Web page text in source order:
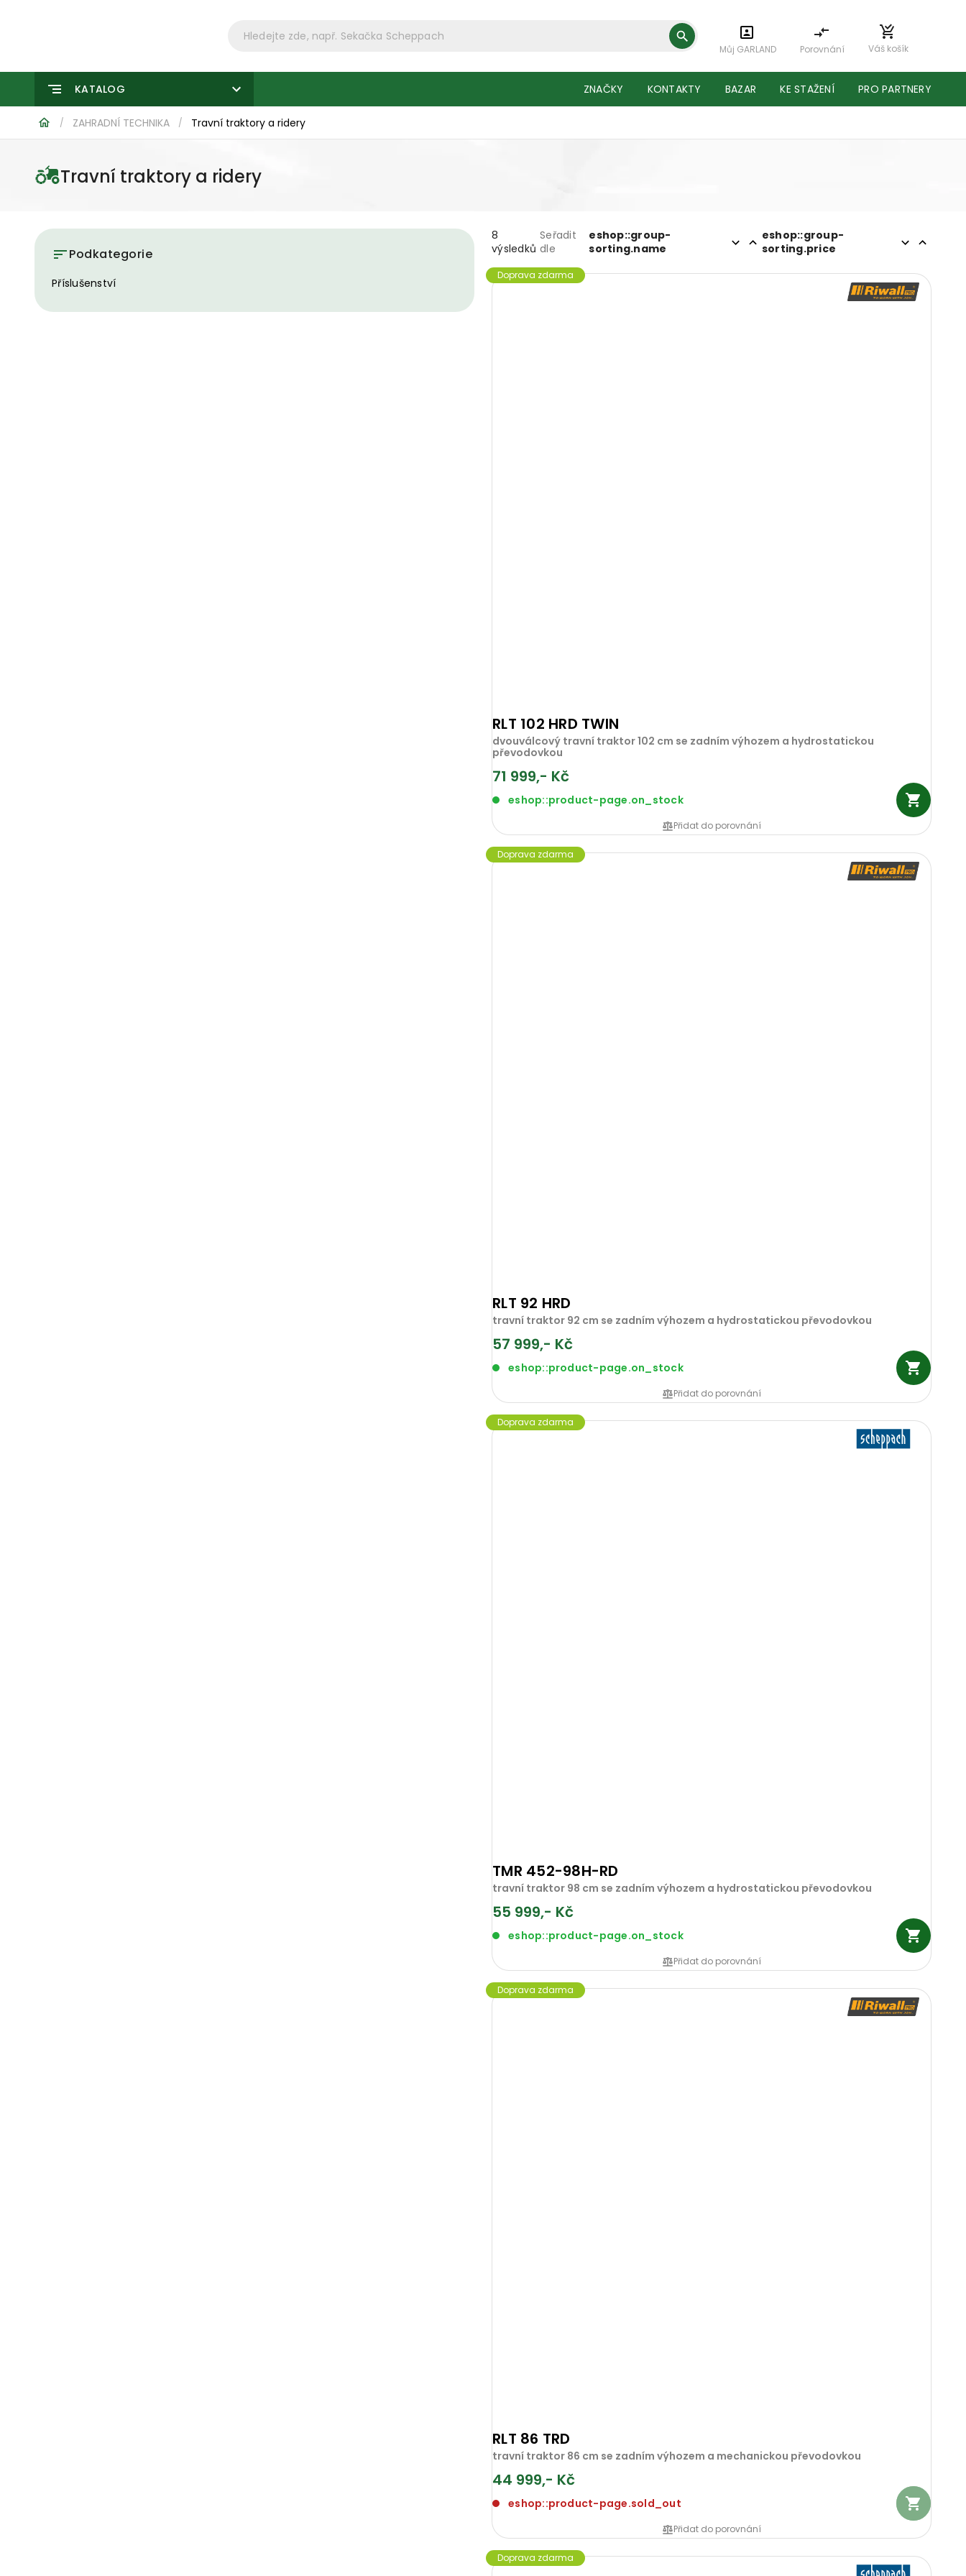
Můj GARLAND Porovnání Váš košík
KATALOG ZNAČKY KONTAKTY BAZAR KE STAŽENÍ PRO PARTNERY
/ ZAHRADNÍ TECHNIKA / Travní traktory a ridery
Travní traktory a ridery
Podkategorie
Příslušenství
8
výsledků
Seřadit
dle
eshop::group-
sorting.name
eshop::group-
sorting.price
Doprava zdarma
RLT 102 HRD TWIN
dvouválcový travní traktor 102 cm se zadním výhozem a hydrostatickou
převodovkou
71 999,- Kč
eshop::product-page.on_stock
Přidat do porovnání
Doprava zdarma
RLT 92 HRD
travní traktor 92 cm se zadním výhozem a hydrostatickou převodovkou
57 999,- Kč
eshop::product-page.on_stock
Přidat do porovnání
Doprava zdarma
TMR 452-98H-RD
travní traktor 98 cm se zadním výhozem a hydrostatickou převodovkou
55 999,- Kč
eshop::product-page.on_stock
Přidat do porovnání
Doprava zdarma
RLT 86 TRD
travní traktor 86 cm se zadním výhozem a mechanickou převodovkou
44 999,- Kč
eshop::product-page.sold_out
Přidat do porovnání
Doprava zdarma